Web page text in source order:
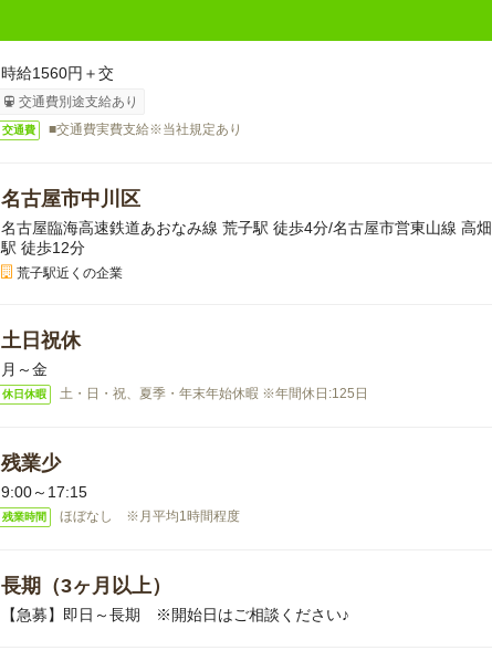
時給1560円＋交
交通費別途支給あり
交通費 ■交通費実費支給※当社規定あり
名古屋市中川区
名古屋臨海高速鉄道あおなみ線 荒子駅 徒歩4分/名古屋市営東山線 高畑
駅 徒歩12分
荒子駅近くの企業
土日祝休
月～金
休日休暇 土・日・祝、夏季・年末年始休暇 ※年間休日:125日
残業少
9:00～17:15
残業時間 ほぼなし ※月平均1時間程度
長期（3ヶ月以上）
【急募】即日～長期 ※開始日はご相談ください♪